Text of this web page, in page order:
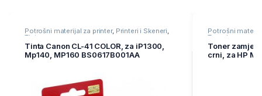
Potrošni materijal za printer, Printeri i Skeneri,
Tinte
Tinta Canon CL-41 COLOR, za iP1300,
Mp140, MP160 BS0617B001AA
Potrošni
Toneri
Toner
crni, za HP